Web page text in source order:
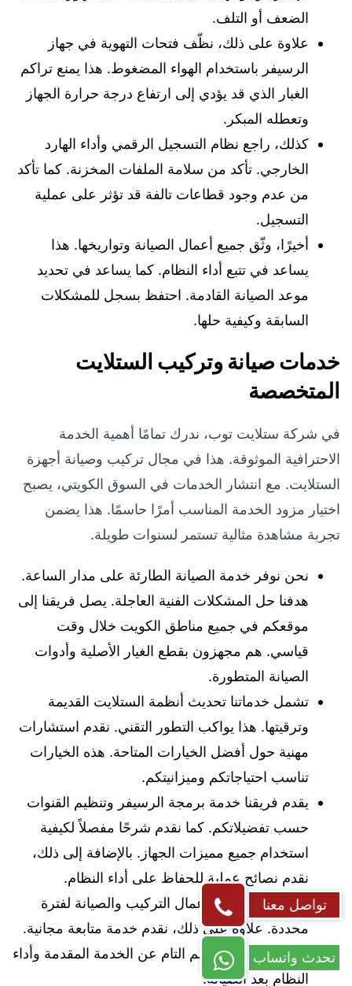
الضعف أو التلف.
علاوة على ذلك، نظّف فتحات التهوية في جهاز
الرسيفر باستخدام الهواء المضغوط. هذا يمنع تراكم
الغبار الذي قد يؤدي إلى ارتفاع درجة حرارة الجهاز
وتعطله المبكر.
كذلك، راجع نظام التسجيل الرقمي وأداء الهارد
الخارجي. تأكد من سلامة الملفات المخزنة. كما تأكد
من عدم وجود قطاعات تالفة قد تؤثر على عملية
التسجيل.
أخيرًا، وثّق جميع أعمال الصيانة وتواريخها. هذا
يساعد في تتبع أداء النظام. كما يساعد في تحديد
موعد الصيانة القادمة. احتفظ بسجل للمشكلات
السابقة وكيفية حلها.
خدمات صيانة وتركيب الستلايت
المتخصصة
في شركة ستلايت توب، ندرك تمامًا أهمية الخدمة
الاحترافية الموثوقة. هذا في مجال تركيب وصيانة أجهزة
الستلايت. مع انتشار الخدمات في السوق الكويتي، يصبح
اختيار مزود الخدمة المناسب أمرًا حاسمًا. هذا يضمن
تجربة مشاهدة مثالية تستمر لسنوات طويلة.
نحن نوفر خدمة الصيانة الطارئة على مدار الساعة.
هدفنا حل المشكلات الفنية العاجلة. يصل فريقنا إلى
موقعكم في جميع مناطق الكويت خلال وقت
قياسي. هم مجهزون بقطع الغيار الأصلية وأدوات
الصيانة المتطورة.
تشمل خدماتنا تحديث أنظمة الستلايت القديمة
وترقيتها. هذا يواكب التطور التقني. نقدم استشارات
مهنية حول أفضل الخيارات المتاحة. هذه الخيارات
تناسب احتياجاتكم وميزانيتكم.
يقدم فريقنا خدمة برمجة الرسيفر وتنظيم القنوات
حسب تفضيلاتكم. كما نقدم شرحًا مفصلاً لكيفية
استخدام جميع مميزات الجهاز. بالإضافة إلى ذلك،
نقدم نصائح عملية للحفاظ على أداء النظام.
نحن نضمن جميع أعمال التركيب والصيانة لفترة
محددة. علاوة على ذلك، نقدم خدمة متابعة مجانية.
هذا للتأكد من رضاكم التام عن الخدمة المقدمة وأداء
النظام بعد الصيانة.
تواصل معنا
تحدث واتساب